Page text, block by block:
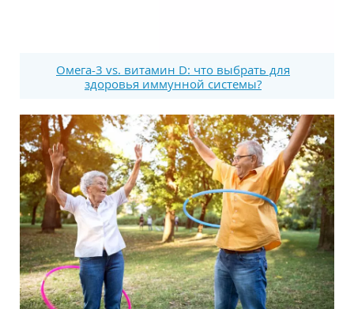
Омега-3 vs. витамин D: что выбрать для
здоровья иммунной системы?